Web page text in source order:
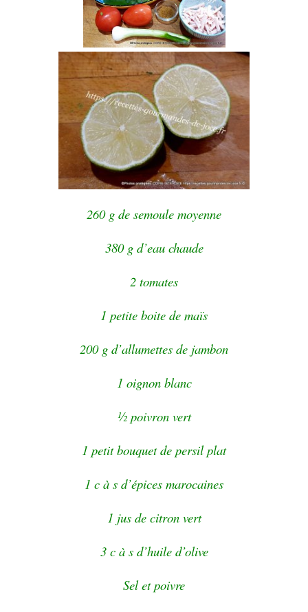
260 g de semoule moyenne
380 g d’eau chaude
2 tomates
1 petite boite de maïs
200 g d’allumettes de jambon
1 oignon blanc
½ poivron vert
1 petit bouquet de persil plat
1 c à s d’épices marocaines
1 jus de citron vert
3 c à s d’huile d’olive
Sel et poivre